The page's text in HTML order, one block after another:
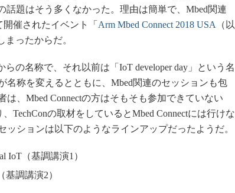
インダストリー4.0
メイドインジャパン
植物工場
知財マネジメント
海外生産
話題はそう多くなかった。理由は簡単で、Mbed関連
催されたイベント「 Arm Mbed Connect 2018 USA
（以
まったからだ。
の名称で、それ以前は「IoT developer day」という名
名称を変えるとともに、Mbed関連のセッションも包
、Mbed Connectの方はそもそも参加できていない
、TechConの取材をしているとMbed Connectには行けな
ッションは以下のようなラインアップだったようだ。
IoT（基調講演1）
基調講演2）